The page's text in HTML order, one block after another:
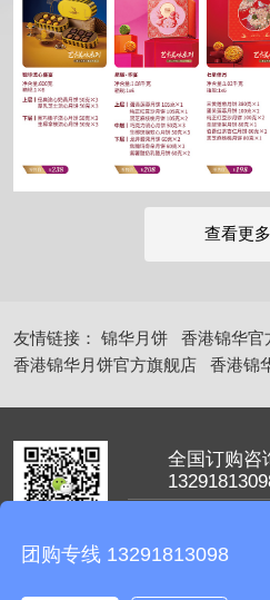
查看更
友情链接：锦华月饼
香港锦华官
香港锦华月饼官方旗舰店
香港锦
全国订购咨
团购专线 13291813098